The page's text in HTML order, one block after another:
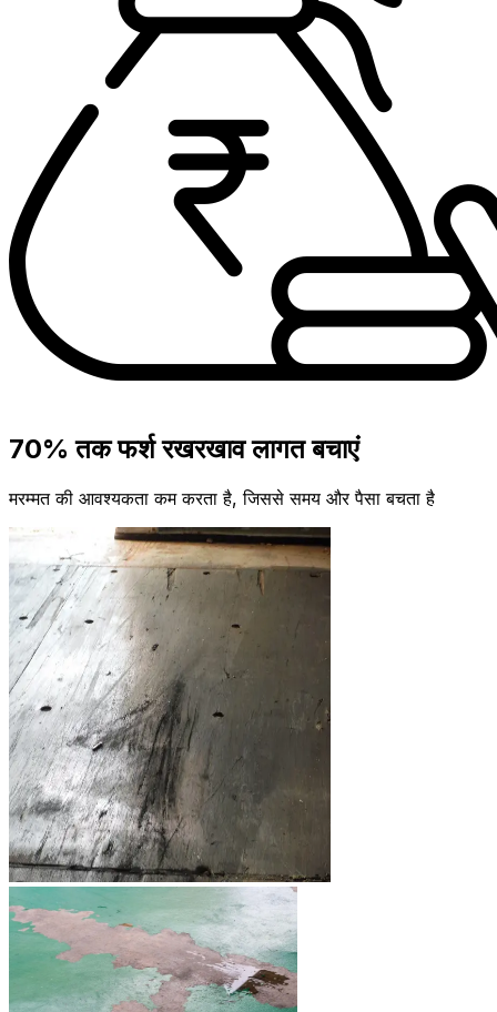
70% तक फर्श रखरखाव लागत बचाएं
मरम्मत की आवश्यकता कम करता है, जिससे समय और पैसा बचता है